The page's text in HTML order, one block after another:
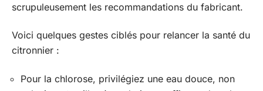
scrupuleusement les recommandations du fabricant.
Voici quelques gestes ciblés pour relancer la santé du
citronnier :
Pour la chlorose, privilégiez une eau douce, non